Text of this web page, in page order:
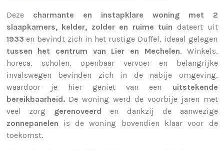
Deze charmante en instapklare woning met 2
slaapkamers, kelder, zolder en ruime tuin dateert uit
1933 en bevindt zich in het rustige Duffel, ideaal gelegen
tussen het centrum van Lier en Mechelen. Winkels,
horeca, scholen, openbaar vervoer en belangrijke
invalswegen bevinden zich in de nabije omgeving,
waardoor je hier geniet van een uitstekende
bereikbaarheid. De woning werd de voorbije jaren met
veel zorg gerenoveerd en dankzij de aanwezige
zonnepanelen is de woning bovendien klaar voor de
toekomst.